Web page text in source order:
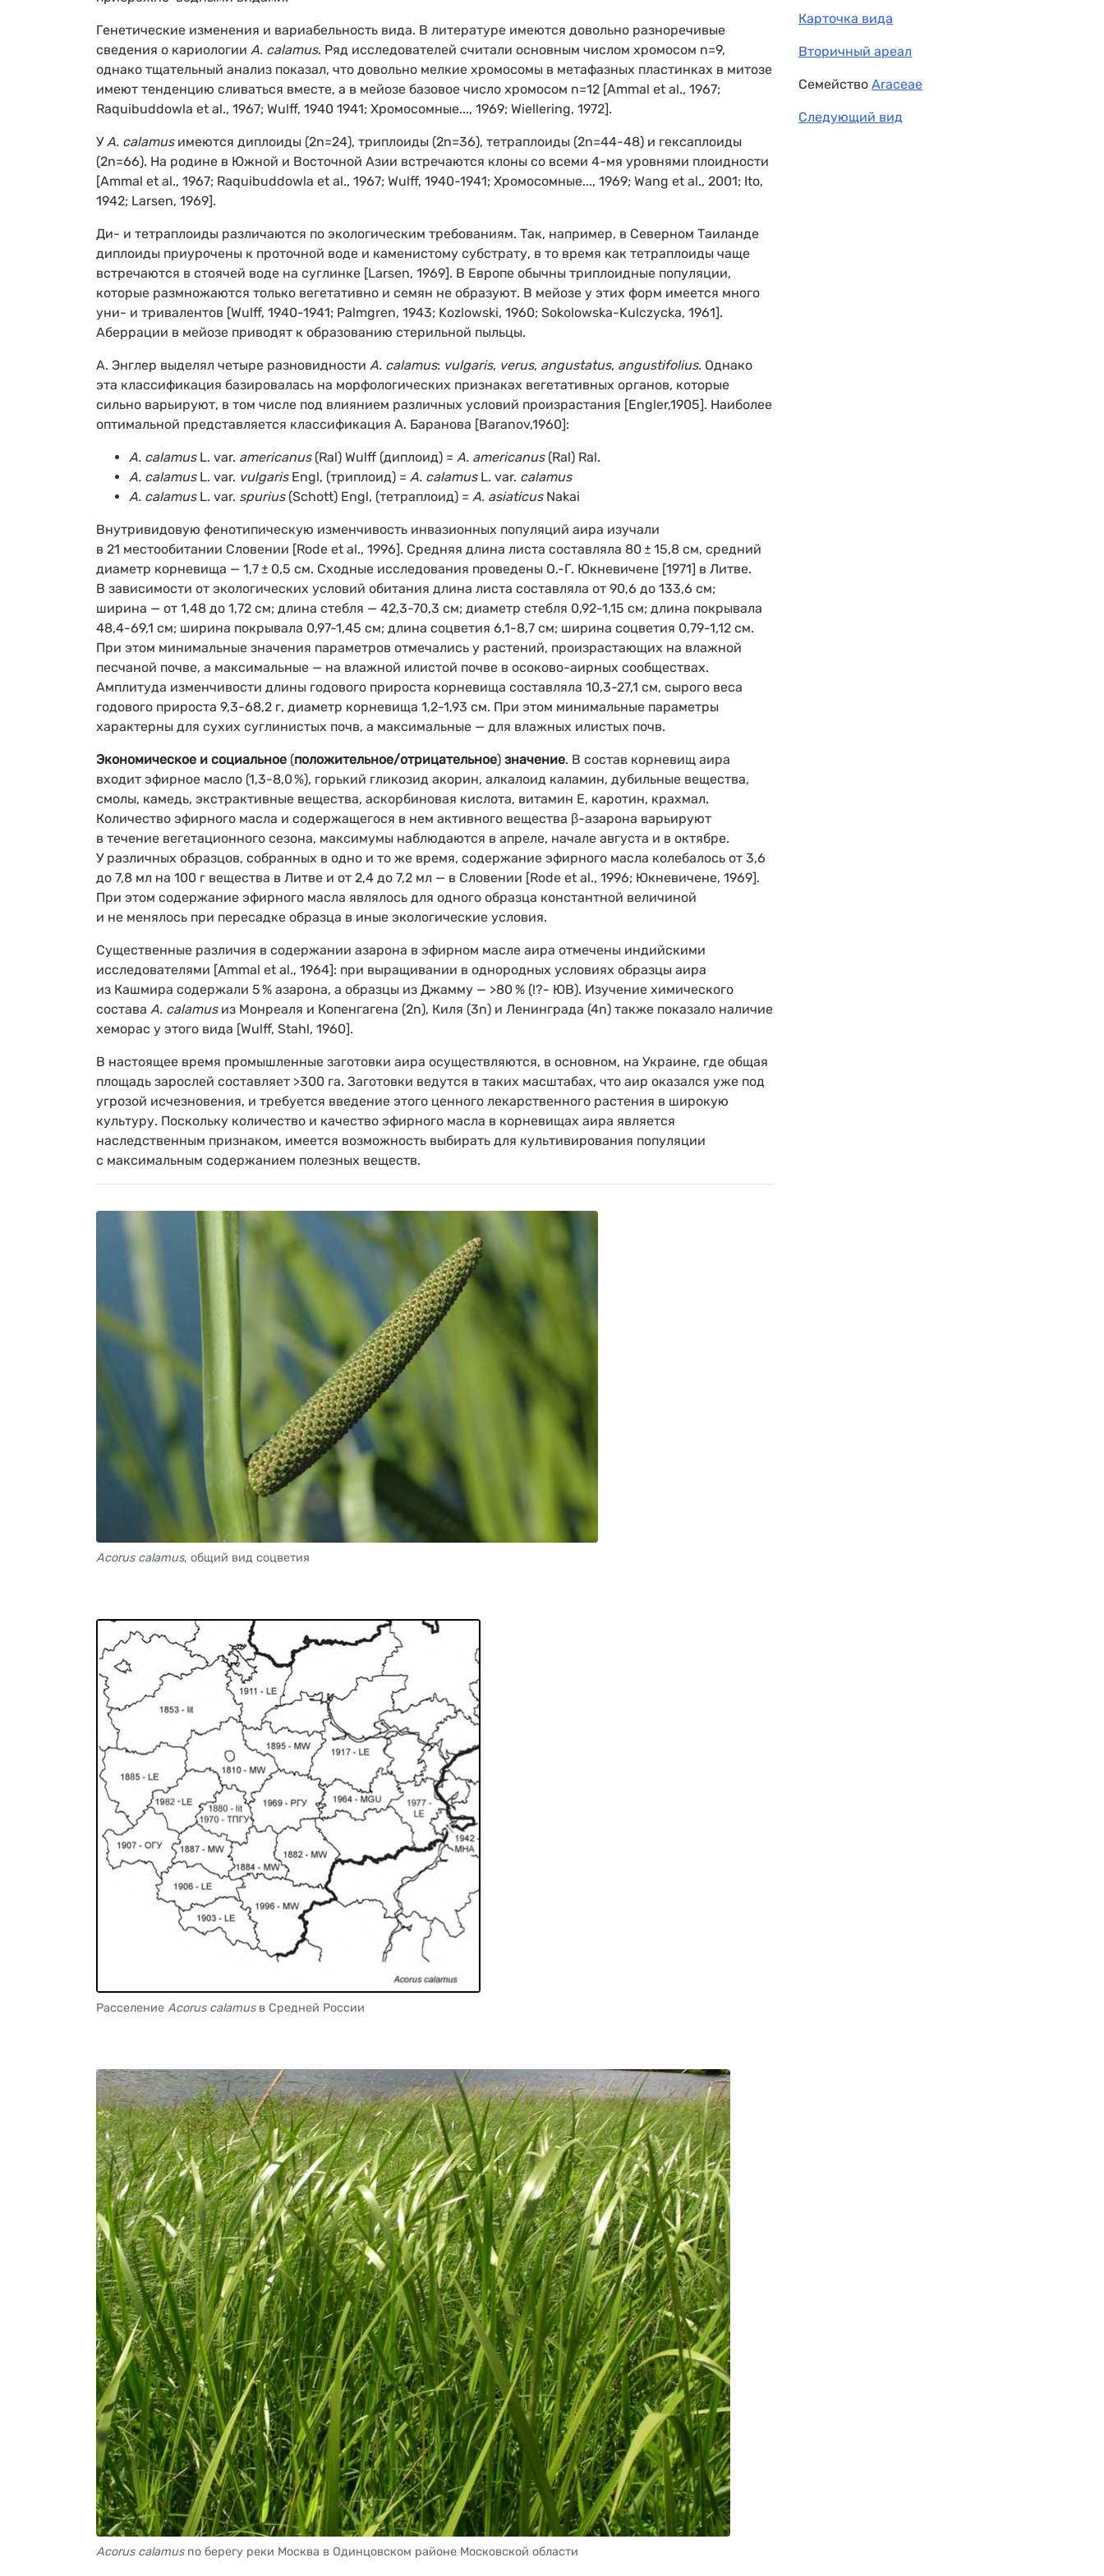
Генетические изменения и вариабельность вида. В литературе имеются довольно разноречивые
сведения о кариологии A. calamus. Ряд исследователей считали основным числом хромосом n=9,
однако тщательный анализ показал, что довольно мелкие хромосомы в метафазных пластинках в митозе
имеют тенденцию сливаться вместе, а в мейозе базовое число хромосом n=12 [Ammal et al., 1967;
Raquibuddowla et al., 1967; Wulff, 1940 1941; Хромосомные..., 1969; Wiellering, 1972].
УA. calamusимеются диплоиды (2n=24), триплоиды (2n=36), тетраплоиды (2n=44-48) и гексаплоиды
(2n=66). На родине в Южной и Восточной Азии встречаются клоны со всеми 4-мя уровнями плоидности
[Ammal et al., 1967; Raquibuddowla et al., 1967; Wulff, 1940-1941; Хромосомные..., 1969; Wang et al., 2001; Ito,
1942; Larsen, 1969].
Ди- и тетраплоиды различаются по экологическим требованиям. Так, например, в Северном Таиланде
диплоиды приурочены к проточной воде и каменистому субстрату, в то время как тетраплоиды чаще
встречаются в стоячей воде на суглинке [Larsen, 1969]. В Европе обычны триплоидные популяции,
которые размножаются только вегетативно и семян не образуют. В мейозе у этих форм имеется много
уни- и тривалентов [Wulff, 1940-1941; Palmgren, 1943; Kozlowski, 1960; Sokolowska-Kulczycka, 1961].
Аберрации в мейозе приводят к образованию стерильной пыльцы.
А. Энглер выделял четыре разновидности A. calamus: vulgaris, verus, angustatus, angustifolius. Однако
эта классификация базировалась на морфологических признаках вегетативных органов, которые
сильно варьируют, в том числе под влиянием различных условий произрастания [Engler,1905]. Наиболее
оптимальной представляется классификация А. Баранова [Baranov,1960]:
A. calamusL. var. americanus (Ral) Wulff (диплоид) = A. americanus(Ral) Ral.
A. calamusL. var. vulgaris Engl, (триплоид) = A. calamusL. var. calamus
A. calamusL. var. spurius (Schott) Engl, (тетраплоид) = A. asiaticusNakai
Внутривидовую фенотипическую изменчивость инвазионных популяций аира изучали
в 21 местообитании Словении [Rode et al., 1996]. Средняя длина листа составляла 80 ± 15,8 см, средний
диаметр корневища — 1,7 ± 0,5 см. Сходные исследования проведены О.-Г. Юкневичене [1971] в Литве.
В зависимости от экологических условий обитания длина листа составляла от 90,6 до 133,6 см;
ширина — от 1,48 до 1,72 см; длина стебля — 42,3-70,3 см; диаметр стебля 0,92-1,15 см; длина покрывала
48,4-69,1 см; ширина покрывала 0,97-1,45 см; длина соцветия 6,1-8,7 см; ширина соцветия 0,79-1,12 см.
При этом минимальные значения параметров отмечались у растений, произрастающих на влажной
песчаной почве, а максимальные — на влажной илистой почве в осоково-аирных сообществах.
Амплитуда изменчивости длины годового прироста корневища составляла 10,3-27,1 см, сырого веса
годового прироста 9,3-68,2 г, диаметр корневища 1,2-1,93 см. При этом минимальные параметры
характерны для сухих суглинистых почв, а максимальные — для влажных илистых почв.
Экономическое и социальное (положительное/отрицательное) значение. В состав корневищ аира
входит эфирное масло (1,3-8,0%), горький гликозид акорин, алкалоид каламин, дубильные вещества,
смолы, камедь, экстрактивные вещества, аскорбиновая кислота, витамин Е, каротин, крахмал.
Количество эфирного масла и содержащегося в нем активного вещества β-азарона варьируют
в течение вегетационного сезона, максимумы наблюдаются в апреле, начале августа и в октябре.
У различных образцов, собранных в одно и то же время, содержание эфирного масла колебалось от 3,6
до 7,8 мл на 100 г вещества в Литве и от 2,4 до 7,2 мл — в Словении [Rode et al., 1996; Юкневичене, 1969].
При этом содержание эфирного масла являлось для одного образца константной величиной
и не менялось при пересадке образца в иные экологические условия.
Существенные различия в содержании азарона в эфирном масле аира отмечены индийскими
исследователями [Ammal et al., 1964]: при выращивании в однородных условиях образцы аира
из Кашмира содержали 5% азарона, а образцы из Джамму — >80%(!?- ЮВ). Изучение химического
состава A. calamusиз Монреаля и Копенгагена (2n), Киля (3n) и Ленинграда (4n) также показало наличие
хеморас у этого вида [Wulff, Stahl, 1960].
В настоящее время промышленные заготовки аира осуществляются, в основном, на Украине, где общая
площадь зарослей составляет >300 га. Заготовки ведутся в таких масштабах, что аир оказался уже под
угрозой исчезновения, и требуется введение этого ценного лекарственного растения в широкую
культуру. Поскольку количество и качество эфирного масла в корневищах аира является
наследственным признаком, имеется возможность выбирать для культивирования популяции
с максимальным содержанием полезных веществ.
Acorus calamus, общий вид соцветия
Расселение Acorus calamusв Средней России
Acorus calamusпо берегу реки Москва в Одинцовском районе Московской области
Карточка вида
Вторичный ареал
Семейство Araceae
Следующий вид